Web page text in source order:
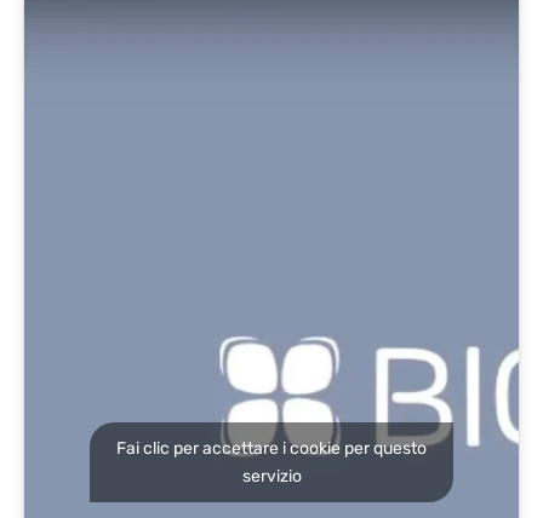
Fai clic per accettare i cookie per questo
servizio